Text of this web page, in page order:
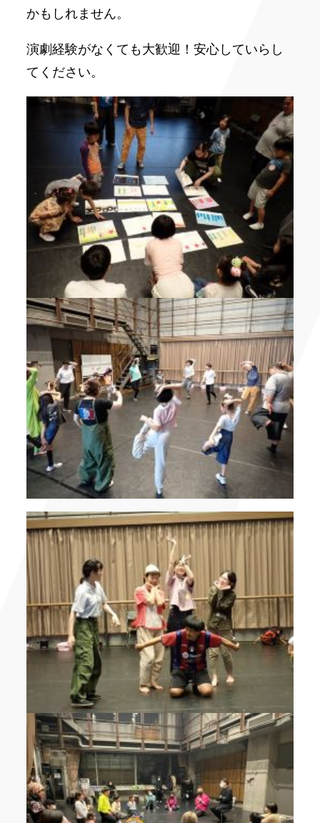
かもしれません。
演劇経験がなくても大歓迎！安心していらし
てください。